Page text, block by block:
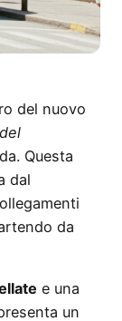
del nuovo
Questa
dal
da
e una
un